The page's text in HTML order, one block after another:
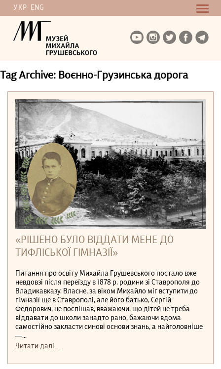
УКР ENG
Tag Archive: Воєнно-Грузинська дорога
«РІШЕНО БУЛО ВІДДАТИ МЕНЕ ДО
ТИФЛІСЬКОЇ ГІМНАЗІЇ»
Питання про освіту Михайла Грушевського постало вже
невдовзі після переїзду в 1878 р. родини зі Ставрополя до
Владикавказу. Власне, за віком Михайло міг вступити до
гімназії ще в Ставрополі, але його батько, Сергій
Федорович, не поспішав, вважаючи, що дітей не треба
віддавати до школи занадто рано, бажаючи вдома
самостійно закласти синові основи знань, а найголовніше
—...
Читати далі…